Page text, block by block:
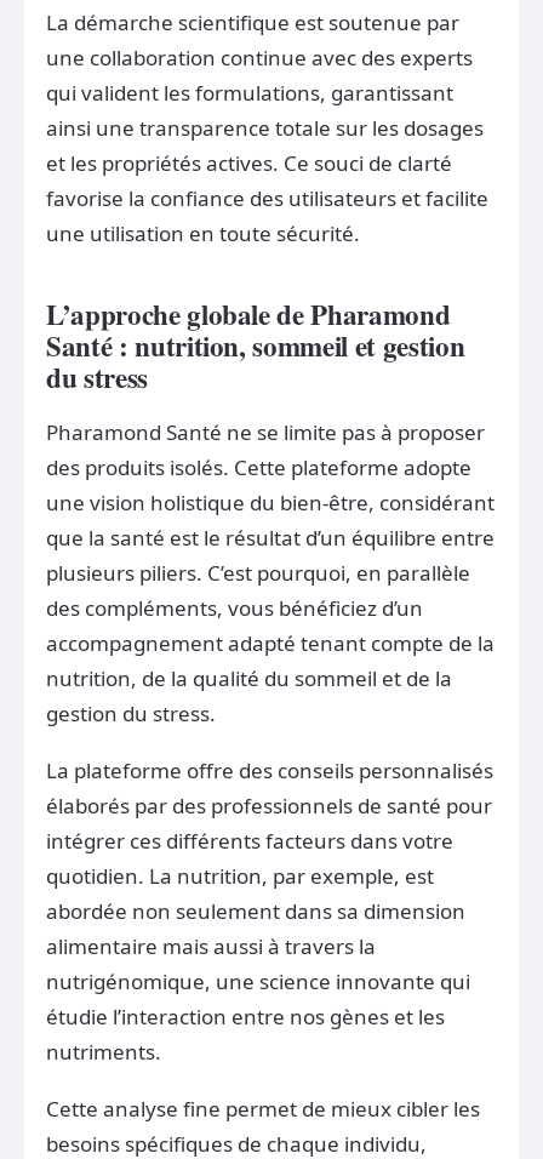
La démarche scientifique est soutenue par
une collaboration continue avec des experts
qui valident les formulations, garantissant
ainsi une transparence totale sur les dosages
et les propriétés actives. Ce souci de clarté
favorise la confiance des utilisateurs et facilite
une utilisation en toute sécurité.
L’approche globale de Pharamond
Santé : nutrition, sommeil et gestion
du stress
Pharamond Santé ne se limite pas à proposer
des produits isolés. Cette plateforme adopte
une vision holistique du bien-être, considérant
que la santé est le résultat d’un équilibre entre
plusieurs piliers. C’est pourquoi, en parallèle
des compléments, vous bénéficiez d’un
accompagnement adapté tenant compte de la
nutrition, de la qualité du sommeil et de la
gestion du stress.
La plateforme offre des conseils personnalisés
élaborés par des professionnels de santé pour
intégrer ces différents facteurs dans votre
quotidien. La nutrition, par exemple, est
abordée non seulement dans sa dimension
alimentaire mais aussi à travers la
nutrigénomique, une science innovante qui
étudie l’interaction entre nos gènes et les
nutriments.
Cette analyse fine permet de mieux cibler les
besoins spécifiques de chaque individu,